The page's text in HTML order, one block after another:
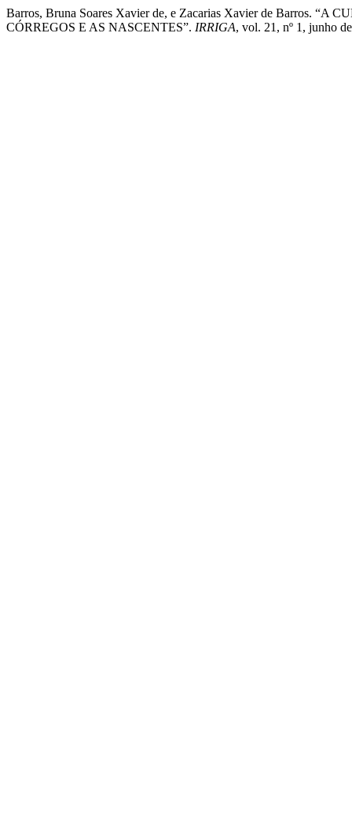
Barros, Bruna Soares Xavier de, e Zacarias Xavier de Barros.
CÓRREGOS E AS NASCENTES”. IRRIGA, vol. 21, nº 1, junho